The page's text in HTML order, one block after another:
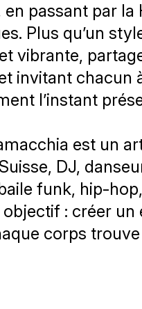
en passant par la
Plus qu’un
vibrante,
invitant chacun
l’instant
est un
DJ,
funk, hip-
: créer un
corps trouve